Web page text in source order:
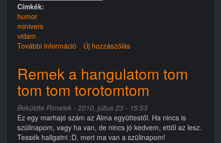
Címkék:
humor
minivers
vidám
További információ Tivadar
heveder
tartalommal
kapcsolatosan
Új hozzászólás
Remek a hangulatom tom
tom tom torotomtom
Beküldte Rimelek - 2010, július 23 - 15:53
Ez egy marhajó szám az Alma együttestől. Ha nincs is
szülinapom, vagy ha van, de nincs jó kedvem, ettől az lesz.
Tessék hallgatni :D, mert ma van a szülinapom!